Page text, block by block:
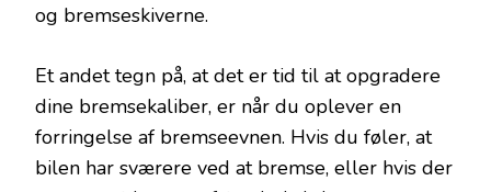
og bremseskiverne.
Et andet tegn på, at det er tid til at opgradere
dine bremsekaliber, er når du oplever en
forringelse af bremseevnen. Hvis du føler, at
bilen har sværere ved at bremse, eller hvis der